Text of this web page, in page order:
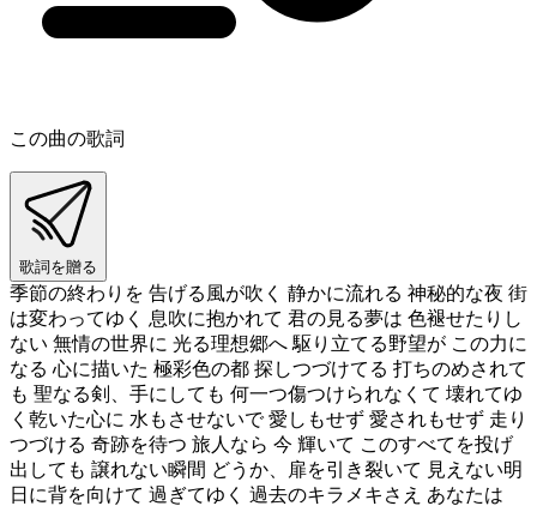
この曲の歌詞
歌詞を贈る
季節の終わりを 告げる風が吹く 静かに流れる 神秘的な夜 街
は変わってゆく 息吹に抱かれて 君の見る夢は 色褪せたりし
ない 無情の世界に 光る理想郷へ 駆り立てる野望が この力に
なる 心に描いた 極彩色の都 探しつづけてる 打ちのめされて
も 聖なる剣、手にしても 何一つ傷つけられなくて 壊れてゆ
く乾いた心に 水もさせないで 愛しもせず 愛されもせず 走り
つづける 奇跡を待つ 旅人なら 今 輝いて このすべてを投げ
出しても 譲れない瞬間 どうか、扉を引き裂いて 見えない明
日に背を向けて 過ぎてゆく 過去のキラメキさえ あなたは